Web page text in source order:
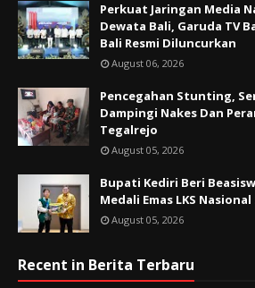
Perkuat Jaringan Media
Dewata Bali, Garuda TV
Bali Resmi Diluncurkan
August 06, 2026
Pencegahan Stunting,
Dampingi Nakes Dan
Tegalrejo
August 05, 2026
Bupati Kediri Beri
Medali Emas LKS Nasional
August 05, 2026
Recent in Berita Terbaru